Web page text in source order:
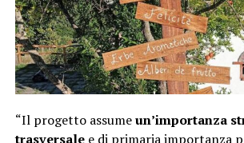
“Il progetto assumeun’importanza
trasversalee di primaria importanza